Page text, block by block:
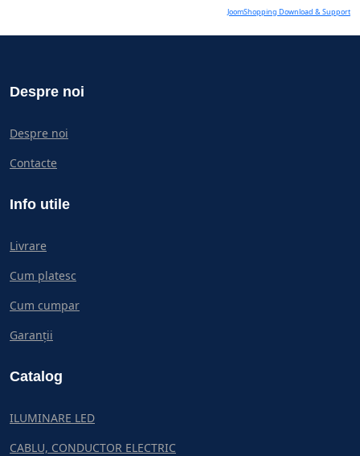
JoomShopping Download & Support
Despre noi
Despre noi
Contacte
Info utile
Livrare
Cum platesc
Cum cumpar
Garanții
Catalog
ILUMINARE LED
CABLU, CONDUCTOR ELECTRIC